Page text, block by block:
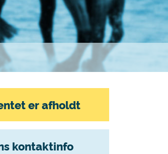
er afholdt
kontaktinfo